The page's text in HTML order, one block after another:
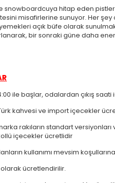
snowboardcuya hitap eden
misafirlerine sunuyor. Her
açık büfe olarak
bir sonraki güne daha
ile başlar, odalardan çıkış saati
Türk kahvesi ve import içecekler
rakıların standart
içecekler ücretlidir
kullanımı mevsim koşullarına
ücretlendirilir.